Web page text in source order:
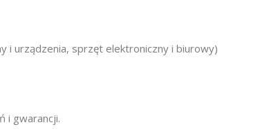
i urządzenia, sprzęt elektroniczny i biurowy)
i gwarancji.